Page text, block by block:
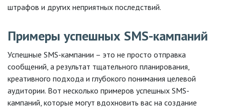
штрафов и других неприятных последствий.
Примеры успешных SMS-кампаний
Успешные SMS-кампании – это не просто отправка
сообщений, а результат тщательного планирования,
креативного подхода и глубокого понимания целевой
аудитории. Вот несколько примеров успешных SMS-
кампаний, которые могут вдохновить вас на создание